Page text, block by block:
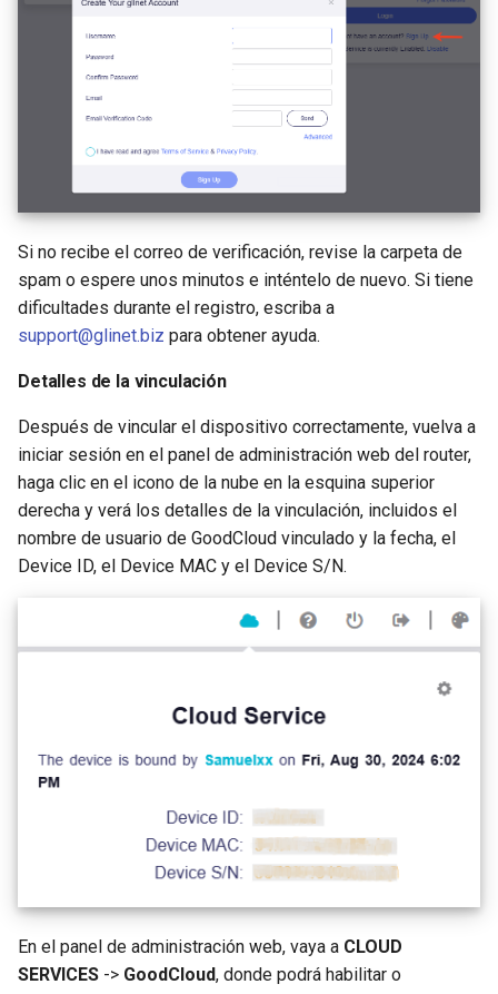
Si no recibe el correo de verificación, revise la carpeta de
spam o espere unos minutos e inténtelo de nuevo. Si tiene
dificultades durante el registro, escriba a
support@glinet.biz para obtener ayuda.
Detalles de la vinculación
Después de vincular el dispositivo correctamente, vuelva a
iniciar sesión en el panel de administración web del router,
haga clic en el icono de la nube en la esquina superior
derecha y verá los detalles de la vinculación, incluidos el
nombre de usuario de GoodCloud vinculado y la fecha, el
Device ID, el Device MAC y el Device S/N.
En el panel de administración web, vaya a CLOUD
SERVICES -> GoodCloud, donde podrá habilitar o